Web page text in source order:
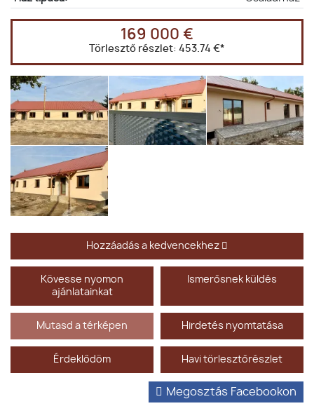
169 000 €
Törlesztő részlet: 453.74 €*
Hozzáadás a kedvencekhez
Kövesse nyomon
ajánlatainkat
Ismerősnek küldés
Mutasd a térképen Hirdetés nyomtatása
Érdeklődöm Havi törlesztőrészlet
Megosztás Facebookon